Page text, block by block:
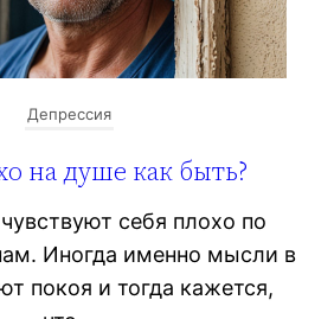
Депрессия
на душе как быть?
себя плохо по
Иногда именно мысли в
покоя и тогда кажется,